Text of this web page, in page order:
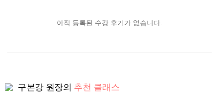
아직 등록된 수강 후기가 없습니다.
구본강 원장의 추천 클래스